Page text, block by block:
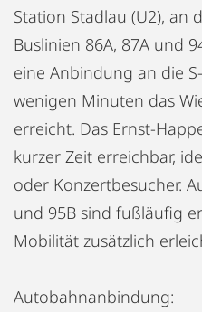
Station Stadlau (U2), an
Buslinien 86A, 87A und
eine Anbindung an die
wenigen Minuten das
erreicht. Das Ernst-
kurzer Zeit erreichbar,
oder Konzertbesucher.
und 95B sind fußläufig
Mobilität zusätzlich
Autobahnanbindung: